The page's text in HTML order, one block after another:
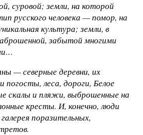
суровой; земли, на которой
русского человека — помор, на
культура; земли, в
забытой многими
— северные деревни, их
погосты, леса, дороги, Белое
скалы и пляжи, выброшенные на
кресты. И, конечно, люди
поразительных,